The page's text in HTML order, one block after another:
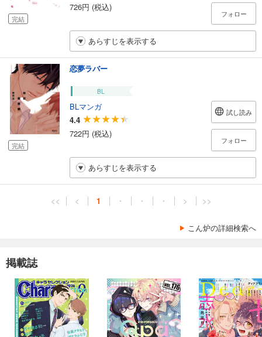
完結
726円 (税込)
フォロー
あらすじを表示する
完結
恋夢ラバー
BL
BLマンガ
4.4
722円 (税込)
試し読み
フォロー
あらすじを表示する
<< < 1 ・ ・ ・ > >>
こん炉の詳細検索へ
掲載誌